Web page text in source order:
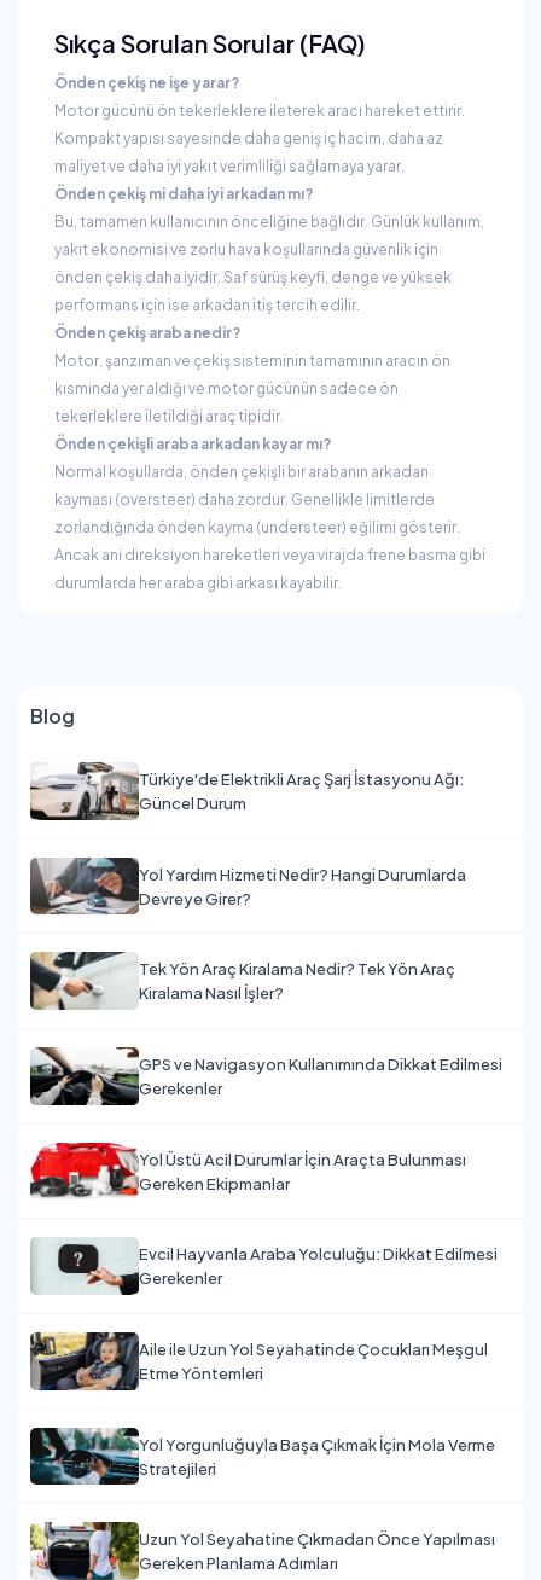
Sıkça Sorulan Sorular (FAQ)
Önden çekiş ne işe yarar?
Motor gücünü ön tekerleklere ileterek aracı hareket ettirir.
Kompakt yapısı sayesinde daha geniş iç hacim, daha az
maliyet ve daha iyi yakıt verimliliği sağlamaya yarar.
Önden çekiş mi daha iyi arkadan mı?
Bu, tamamen kullanıcının önceliğine bağlıdır. Günlük kullanım,
yakıt ekonomisi ve zorlu hava koşullarında güvenlik için
önden çekiş daha iyidir. Saf sürüş keyfi, denge ve yüksek
performans için ise arkadan itiş tercih edilir.
Önden çekiş araba nedir?
Motor, şanzıman ve çekiş sisteminin tamamının aracın ön
kısmında yer aldığı ve motor gücünün sadece ön
tekerleklere iletildiği araç tipidir.
Önden çekişli araba arkadan kayar mı?
Normal koşullarda, önden çekişli bir arabanın arkadan
kayması (oversteer) daha zordur. Genellikle limitlerde
zorlandığında önden kayma (understeer) eğilimi gösterir.
Ancak ani direksiyon hareketleri veya virajda frene basma gibi
durumlarda her araba gibi arkası kayabilir.
Blog
Türkiye'de Elektrikli Araç Şarj İstasyonu Ağı:
Güncel Durum
Yol Yardım Hizmeti Nedir? Hangi Durumlarda
Devreye Girer?
Tek Yön Araç Kiralama Nedir? Tek Yön Araç
Kiralama Nasıl İşler?
GPS ve Navigasyon Kullanımında Dikkat Edilmesi
Gerekenler
Yol Üstü Acil Durumlar İçin Araçta Bulunması
Gereken Ekipmanlar
Evcil Hayvanla Araba Yolculuğu: Dikkat Edilmesi
Gerekenler
Aile ile Uzun Yol Seyahatinde Çocukları Meşgul
Etme Yöntemleri
Yol Yorgunluğuyla Başa Çıkmak İçin Mola Verme
Stratejileri
Uzun Yol Seyahatine Çıkmadan Önce Yapılması
Gereken Planlama Adımları